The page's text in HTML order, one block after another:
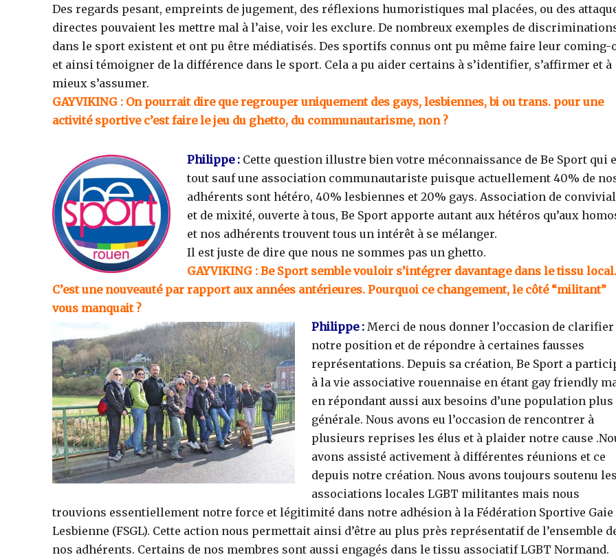
Des regards pesant, empreints de jugement, des réflexions humoristiques mal placées, ou des
directes pouvaient les mettre mal à l’aise, voir les exclure. De nombreux exemples de
dans le sport existent et ont pu être médiatisés. Des sportifs connus ont pu même faire leur coming-
et ainsi témoigner de la différence dans le sport. Cela a pu aider certains à s’identifier, s’affirmer et à
mieux s’assumer.
GAYVIKING : On pourrait dire que regrouper uniquement des gays, lesbiennes, bi ou trans. pour une
activité sportive c’est faire le jeu du ghetto, du communautarisme, non ?
Philippe : Cette question illustre bien votre méconnaissance de Be Sport qui
tout sauf une association communautariste puisque actuellement 40% de
adhérents sont hétéro, 40% lesbiennes et 20% gays. Association de
et de mixité, ouverte à tous, Be Sport apporte autant aux hétéros qu’aux
et nos adhérents trouvent tous un intérêt à se mélanger.
Il est juste de dire que nous ne sommes pas un ghetto.
GAYVIKING : Be Sport semble vouloir s’intégrer davantage dans le tissu local.
C’est une nouveauté par rapport aux années antérieures. Pourquoi ce changement, le côté “militant”
vous manquait ?
Philippe : Merci de nous donner l’occasion de clarifier
notre position et de répondre à certaines fausses
représentations. Depuis sa création, Be Sport a
à la vie associative rouennaise en étant gay friendly
en répondant aussi aux besoins d’une population plus
générale. Nous avons eu l’occasion de rencontrer à
plusieurs reprises les élus et à plaider notre cause
avons assisté activement à différentes réunions et ce
depuis notre création. Nous avons toujours soutenu les
associations locales LGBT militantes mais nous
trouvions essentiellement notre force et légitimité dans notre adhésion à la Fédération Sportive Gaie
Lesbienne (FSGL). Cette action nous permettait ainsi d’être au plus près représentatif de l’ensemble
nos adhérents. Certains de nos membres sont aussi engagés dans le tissu associatif LGBT Normand.